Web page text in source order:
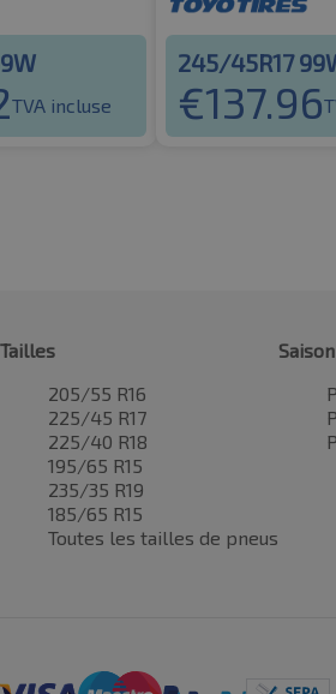
TVA incluse
245/45R17
€137.96
Tailles
205/55 R16
225/45 R17
225/40 R18
195/65 R15
235/35 R19
185/65 R15
Toutes les tailles de pneus
Saison